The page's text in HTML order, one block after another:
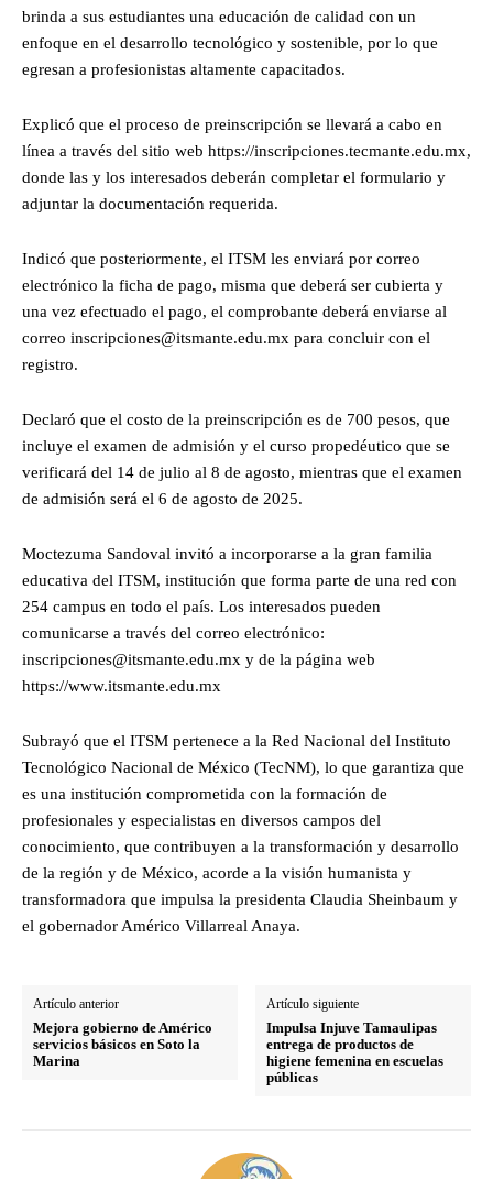
brinda a sus estudiantes una educación de calidad con un
enfoque en el desarrollo tecnológico y sostenible, por lo que
egresan a profesionistas altamente capacitados.
Explicó que el proceso de preinscripción se llevará a cabo en
línea a través del sitio web https://inscripciones.tecmante.edu.mx,
donde las y los interesados deberán completar el formulario y
adjuntar la documentación requerida.
Indicó que posteriormente, el ITSM les enviará por correo
electrónico la ficha de pago, misma que deberá ser cubierta y
una vez efectuado el pago, el comprobante deberá enviarse al
correo inscripciones@itsmante.edu.mx para concluir con el
registro.
Declaró que el costo de la preinscripción es de 700 pesos, que
incluye el examen de admisión y el curso propedéutico que se
verificará del 14 de julio al 8 de agosto, mientras que el examen
de admisión será el 6 de agosto de 2025.
Moctezuma Sandoval invitó a incorporarse a la gran familia
educativa del ITSM, institución que forma parte de una red con
254 campus en todo el país. Los interesados pueden
comunicarse a través del correo electrónico:
inscripciones@itsmante.edu.mx y de la página web
https://www.itsmante.edu.mx
Subrayó que el ITSM pertenece a la Red Nacional del Instituto
Tecnológico Nacional de México (TecNM), lo que garantiza que
es una institución comprometida con la formación de
profesionales y especialistas en diversos campos del
conocimiento, que contribuyen a la transformación y desarrollo
de la región y de México, acorde a la visión humanista y
transformadora que impulsa la presidenta Claudia Sheinbaum y
el gobernador Américo Villarreal Anaya.
Artículo anterior
Mejora gobierno de Américo
servicios básicos en Soto la
Marina
Artículo siguiente
Impulsa Injuve Tamaulipas
entrega de productos de
higiene femenina en escuelas
públicas